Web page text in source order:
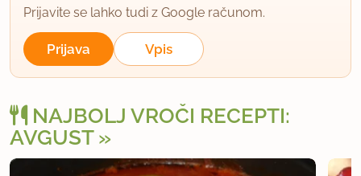
Prijavite se lahko tudi z Google računom.
Prijava Vpis
NAJBOLJ VROČI RECEPTI:
AVGUST